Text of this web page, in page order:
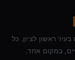
ראשון לציון. כל
במקום אחד.